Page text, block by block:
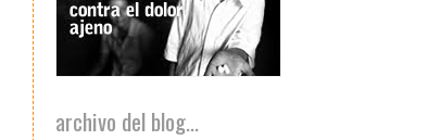
archivo del blog...